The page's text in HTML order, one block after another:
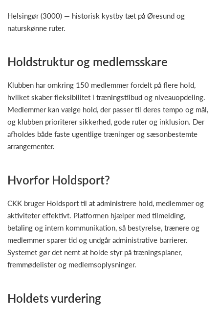
Helsingør (3000) — historisk kystby tæt på Øresund og
naturskønne ruter.
Holdstruktur og medlemsskare
Klubben har omkring 150 medlemmer fordelt på flere hold,
hvilket skaber fleksibilitet i træningstilbud og niveauopdeling.
Medlemmer kan vælge hold, der passer til deres tempo og mål,
og klubben prioriterer sikkerhed, gode ruter og inklusion. Der
afholdes både faste ugentlige træninger og sæsonbestemte
arrangementer.
Hvorfor Holdsport?
CKK bruger Holdsport til at administrere hold, medlemmer og
aktiviteter effektivt. Platformen hjælper med tilmelding,
betaling og intern kommunikation, så bestyrelse, trænere og
medlemmer sparer tid og undgår administrative barrierer.
Systemet gør det nemt at holde styr på træningsplaner,
fremmødelister og medlemsoplysninger.
Holdets vurdering